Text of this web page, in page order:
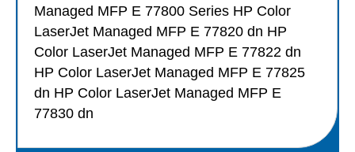
Managed MFP E 77800 Series HP Color
LaserJet Managed MFP E 77820 dn HP
Color LaserJet Managed MFP E 77822 dn
HP Color LaserJet Managed MFP E 77825
dn HP Color LaserJet Managed MFP E
77830 dn